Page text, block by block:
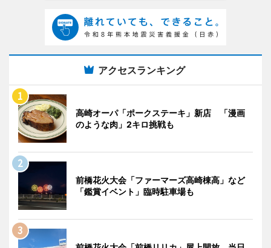
アクセスランキング
高崎オーパ「ポークステーキ」新店 「漫画
のような肉」2キロ挑戦も
前橋花火大会「ファーマーズ高崎棟高」など
「鑑賞イベント」臨時駐車場も